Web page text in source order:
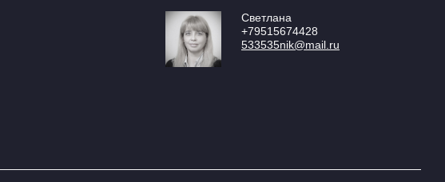
Светлана
+79515674428
533535nik@mail.ru